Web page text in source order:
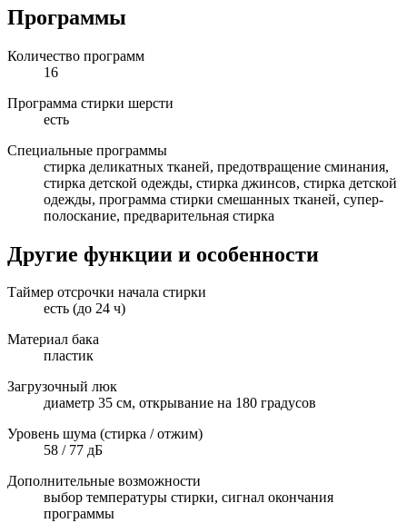
Программы
Количество программ
16
Программа стирки шерсти
есть
Специальные программы
стирка деликатных тканей, предотвращение сминания,
стирка детской одежды, стирка джинсов, стирка детской
одежды, программа стирки смешанных тканей, супер-
полоскание, предварительная стирка
Другие функции и особенности
Таймер отсрочки начала стирки
есть (до 24 ч)
Материал бака
пластик
Загрузочный люк
диаметр 35 см, открывание на 180 градусов
Уровень шума (стирка / отжим)
58 / 77 дБ
Дополнительные возможности
выбор температуры стирки, сигнал окончания
программы